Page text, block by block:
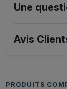
Une
Avis
PRODUITS